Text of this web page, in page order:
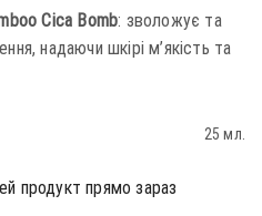
Cica Bomb: зволожує та
надаючи шкірі м’якість та
25 мл.
продукт прямо зараз